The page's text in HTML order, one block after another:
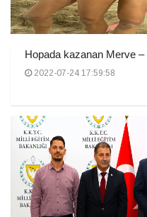
Hopada kazanan Merve –
2022-07-24 17:59:58